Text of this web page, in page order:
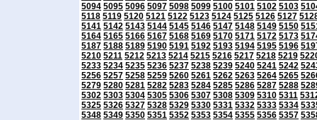
5094 5095 5096 5097 5098 5099 5100 5101 5102 5103
5118 5119 5120 5121 5122 5123 5124 5125 5126 5127
5141 5142 5143 5144 5145 5146 5147 5148 5149 5150
5164 5165 5166 5167 5168 5169 5170 5171 5172 5173
5187 5188 5189 5190 5191 5192 5193 5194 5195 5196
5210 5211 5212 5213 5214 5215 5216 5217 5218 5219
5233 5234 5235 5236 5237 5238 5239 5240 5241 5242
5256 5257 5258 5259 5260 5261 5262 5263 5264 5265
5279 5280 5281 5282 5283 5284 5285 5286 5287 5288
5302 5303 5304 5305 5306 5307 5308 5309 5310 5311
5325 5326 5327 5328 5329 5330 5331 5332 5333 5334
5348 5349 5350 5351 5352 5353 5354 5355 5356 5357